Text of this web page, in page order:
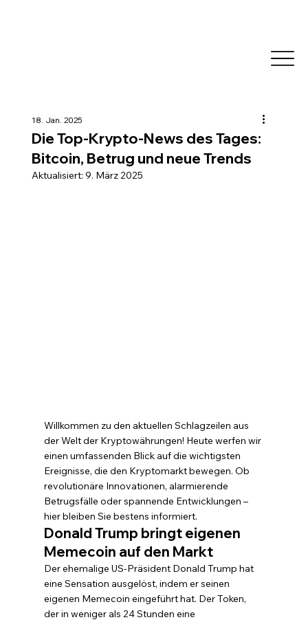
Die Top-Krypto-News des Tages:
Bitcoin, Betrug und neue Trends
18. Jan. 2025
Aktualisiert: 9. März 2025
Willkommen zu den aktuellen Schlagzeilen aus
der Welt der Kryptowährungen! Heute werfen wir
einen umfassenden Blick auf die wichtigsten
Ereignisse, die den Kryptomarkt bewegen. Ob
revolutionäre Innovationen, alarmierende
Betrugsfälle oder spannende Entwicklungen –
hier bleiben Sie bestens informiert.
Donald Trump bringt eigenen
Memecoin auf den Markt
Der ehemalige US-Präsident Donald Trump hat
eine Sensation ausgelöst, indem er seinen
eigenen Memecoin eingeführt hat. Der Token,
der in weniger als 24 Stunden eine